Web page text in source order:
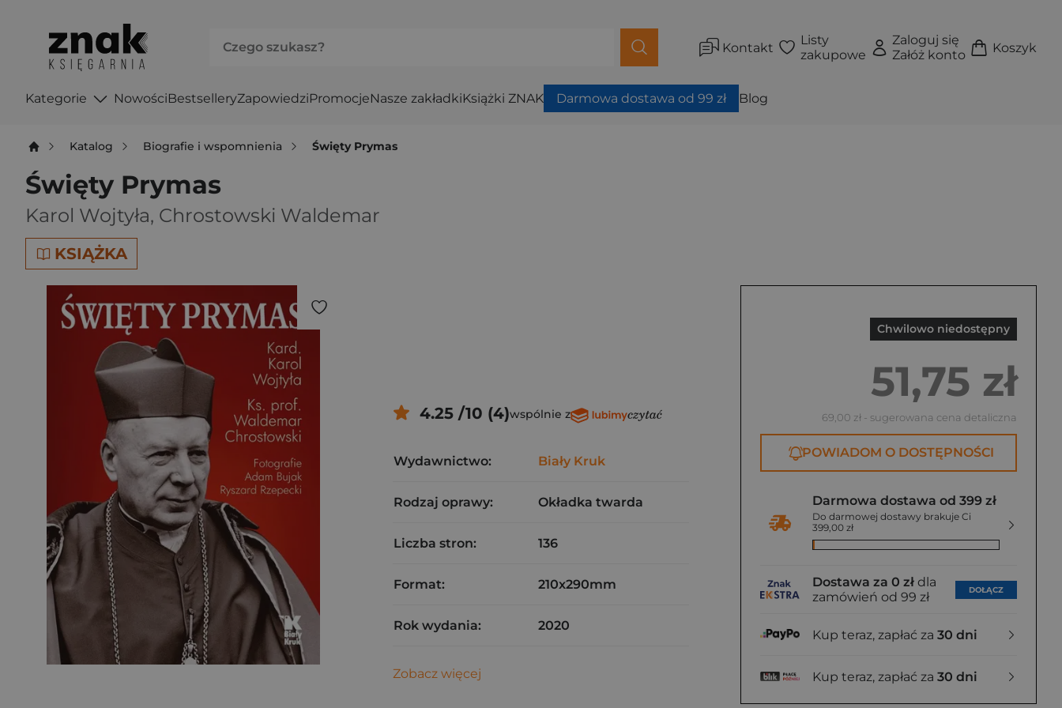
Kontakt
Listy
zakupowe
Zaloguj się
Załóż konto
Koszyk
Kategorie NowościBestselleryZapowiedziPromocjeNasze zakładkiKsiążki ZNAK Darmowa dostawa od 99 zł Blog
Katalog Biografie i wspomnienia Święty Prymas
Święty Prymas
Karol Wojtyła, Chrostowski Waldemar
KSIĄŻKA
Chwilowo niedostępny
51,75 zł
69,00 zł - sugerowana cena detaliczna
POWIADOM O DOSTĘPNOŚCI
Darmowa dostawa od 399 zł
Do darmowej dostawy brakuje Ci
399,00 zł
Dostawa za 0 zł dla
zamówień od 99 zł
DOŁĄCZ
Kup teraz, zapłać za 30 dni
Kup teraz, zapłać za 30 dni
4.25 /10 (4)wspólnie z
Wydawnictwo: Biały Kruk
Rodzaj oprawy: Okładka twarda
Liczba stron: 136
Format: 210x290mm
Rok wydania: 2020
Zobacz więcej